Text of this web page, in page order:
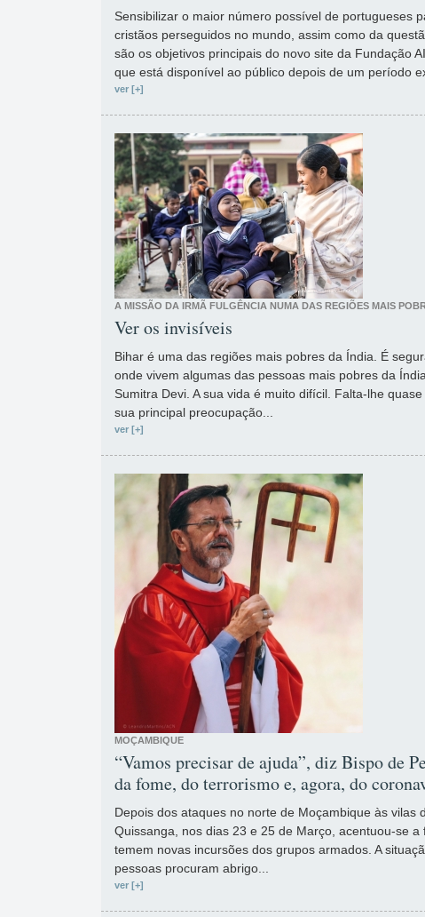
Sensibilizar o maior número possível de portugueses
cristãos perseguidos no mundo, assim como da
são os objetivos principais do novo site da Fundação
que está disponível ao público depois de um período
ver [+]
A MISSÃO DA IRMÃ FULGÊNCIA NUMA DAS REGIÕES MAIS
Ver os invisíveis
Bihar é uma das regiões mais pobres da Índia. É
onde vivem algumas das pessoas mais pobres da
Sumitra Devi. A sua vida é muito difícil. Falta-lhe
sua principal preocupação...
ver [+]
MOÇAMBIQUE
“Vamos precisar de ajuda”, diz Bispo de
da fome, do terrorismo e, agora, do
Depois dos ataques no norte de Moçambique às vilas
Quissanga, nos dias 23 e 25 de Março, acentuou-se
temem novas incursões dos grupos armados. A
pessoas procuram abrigo...
ver [+]